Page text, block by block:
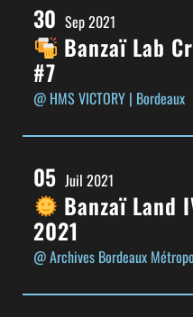
30 Sep 2021
Banzaï Lab
#7
@ HMS VICTORY | Bordeaux
05 Juil 2021
Banzaï Land
2021
@ Archives Bordeaux